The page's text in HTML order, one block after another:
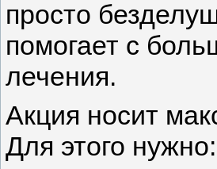
просто
помогает с
лечения.
Акция носит
Для этого нужно: